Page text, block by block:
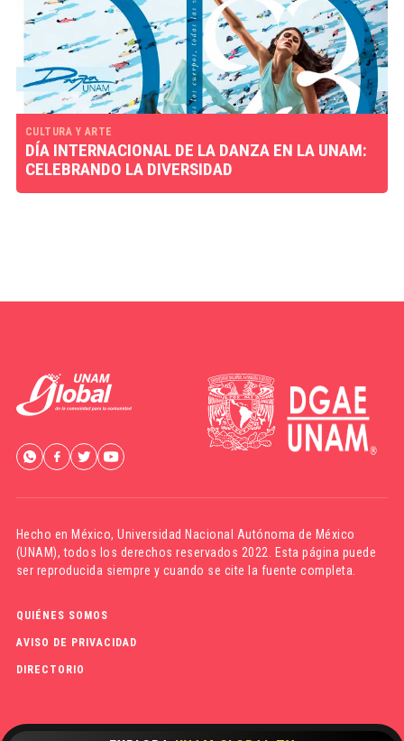
CULTURA Y ARTE
DÍA INTERNACIONAL DE LA DANZA EN LA UNAM:
CELEBRANDO LA DIVERSIDAD
Hecho en México,Universidad Nacional Autónoma de México
(UNAM), todos los derechos reservados 2022. Esta página puede
ser reproducida siempre y cuando se cite la fuente completa.
QUIÉNES SOMOS
AVISO DE PRIVACIDAD
DIRECTORIO